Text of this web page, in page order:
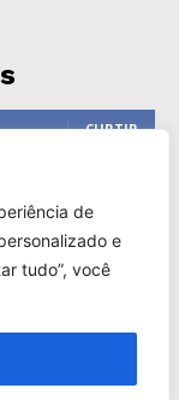
de
e
tudo”, você
CURTIR
SEGUIR
INSCREVER
sem a autorização